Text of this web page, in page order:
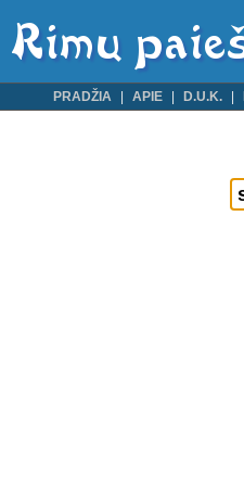
PRADŽIA APIE D.U.K.